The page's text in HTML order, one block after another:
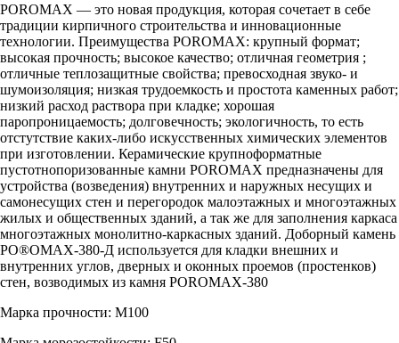
POROMAX — это новая продукция, которая сочетает в себе
традиции кирпичного строительства и инновационные
технологии. Преимущества POROMAX: крупный формат;
высокая прочность; высокое качество; отличная геометрия ;
отличные теплозащитные свойства; превосходная звуко- и
шумоизоляция; низкая трудоемкость и простота каменных работ;
низкий расход раствора при кладке; хорошая
паропроницаемость; долговечность; экологичность, то есть
отстутствие каких-либо искусственных химических элементов
при изготовлении. Керамические крупноформатные
пустотнопоризованные камни POROMAX предназначены для
устройства (возведения) внутренних и наружных несущих и
самонесущих стен и перегородок малоэтажных и многоэтажных
жилых и общественных зданий, а так же для заполнения каркаса
многоэтажных монолитно-каркасных зданий. Доборный камень
PO®OMAX-380-Д используется для кладки внешних и
внутренних углов, дверных и оконных проемов (простенков)
стен, возводимых из камня POROMAX-380
Марка прочности: М100